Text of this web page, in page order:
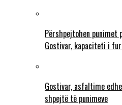
Përshpejtohen
Gostivar, kapaciteti i
Gostivar, asfaltime
shpejtë të punimeve